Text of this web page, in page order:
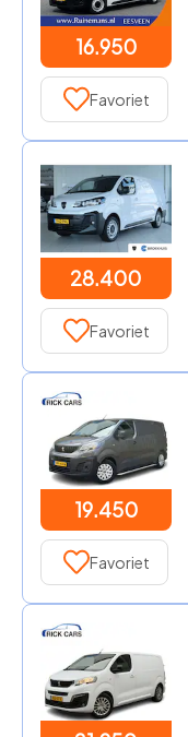
16.950
Favoriet
28.400
Favoriet
19.450
Favoriet